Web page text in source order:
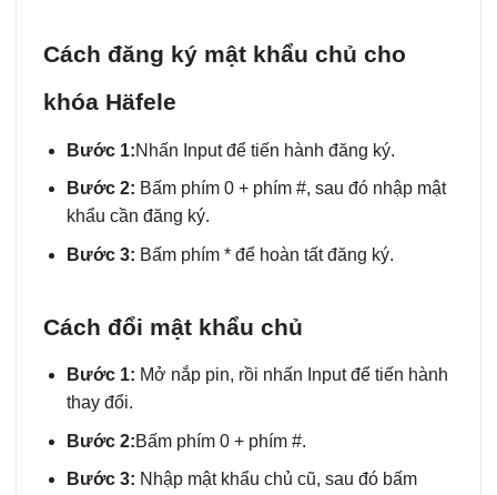
Cách đăng ký mật khẩu chủ cho
khóa Häfele
Bước 1:Nhấn Input để tiến hành đăng ký.
Bước 2: Bấm phím 0 + phím #, sau đó nhập mật
khẩu cần đăng ký.
Bước 3: Bấm phím * để hoàn tất đăng ký.
Cách đổi mật khẩu chủ
Bước 1: Mở nắp pin, rồi nhấn Input để tiến hành
thay đổi.
Bước 2:Bấm phím 0 + phím #.
Bước 3: Nhập mật khẩu chủ cũ, sau đó bấm